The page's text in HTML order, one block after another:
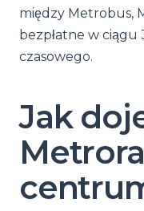
między Metrobus,
bezpłatne w
czasowego.
Jak